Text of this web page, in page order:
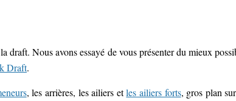
draft. Nous avons essayé de vous présenter du mieux
Draft.
, les arrières, les ailiers etles ailiers forts, gros plan